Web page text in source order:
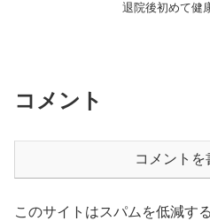
退院後初めて健
コメント
コメントを
このサイトはスパムを低減す